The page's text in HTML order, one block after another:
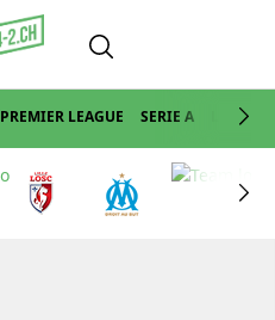
PREMIER LEAGUE SERIE A LA LIGA